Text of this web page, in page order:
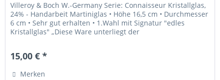
Villeroy & Boch W.-Germany Serie: Connaisseur Kristallglas,
24% - Handarbeit Martiniglas • Höhe 16,5 cm • Durchmesser
6 cm • Sehr gut erhalten • 1.Wahl mit Signatur "edles
Kristallglas" „Diese Ware unterliegt der
15,00 € *
Merken